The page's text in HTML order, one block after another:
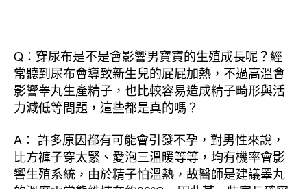
Q：穿尿布是不是會影響男寶寶的生殖成長呢？經
常聽到尿布會導致新生兒的屁屁加熱，不過高溫會
影響睾丸生產精子，也比較容易造成精子畸形與活
力減低等問題，這些都是真的嗎？
A： 許多原因都有可能會引發不孕，對男性來說，
比方褲子穿太緊、愛泡三溫暖等等，均有機率會影
響生殖系統，由於精子怕溫熱，故醫師是建議睪丸